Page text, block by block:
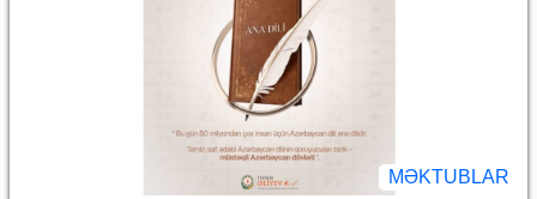
MƏKTUBLAR